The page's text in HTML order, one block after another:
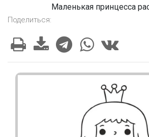
Маленькая принцесса
Поделиться: